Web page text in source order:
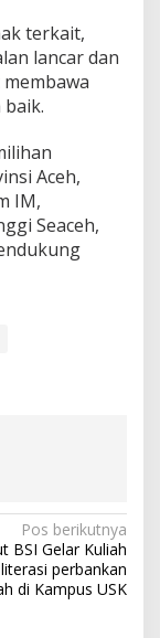
terkait,
lancar dan
Aceh,
IM,
Seaceh,
Pos berikutnya
BSI Gelar Kuliah
perbankan
di Kampus USK